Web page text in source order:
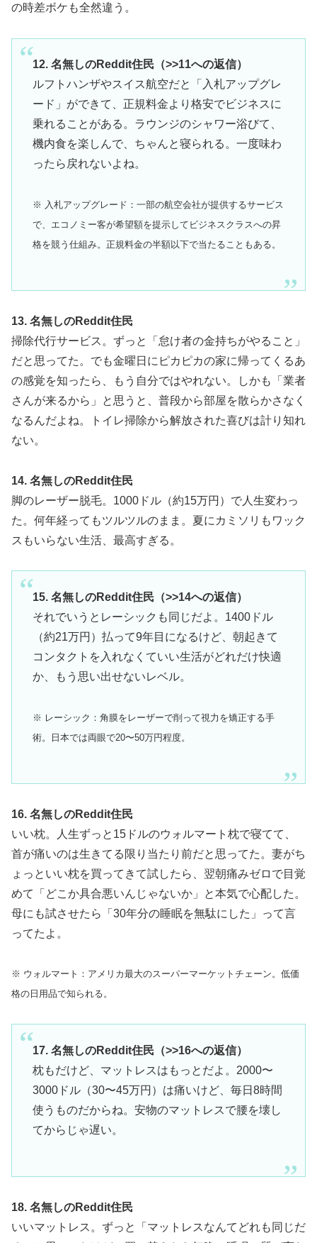
の時差ボケも全然違う。
12. 名無しのReddit住民（>>11への返信）
ルフトハンザやスイス航空だと「入札アップグレ
ード」ができて、正規料金より格安でビジネスに
乗れることがある。ラウンジのシャワー浴びて、
機内食を楽しんで、ちゃんと寝られる。一度味わ
ったら戻れないよね。
※ 入札アップグレード：一部の航空会社が提供するサービス
で、エコノミー客が希望額を提示してビジネスクラスへの昇
格を競う仕組み。正規料金の半額以下で当たることもある。
13. 名無しのReddit住民
掃除代行サービス。ずっと「怠け者の金持ちがやること」
だと思ってた。でも金曜日にピカピカの家に帰ってくるあ
の感覚を知ったら、もう自分ではやれない。しかも「業者
さんが来るから」と思うと、普段から部屋を散らかさなく
なるんだよね。トイレ掃除から解放された喜びは計り知れ
ない。
14. 名無しのReddit住民
脚のレーザー脱毛。1000ドル（約15万円）で人生変わっ
た。何年経ってもツルツルのまま。夏にカミソリもワック
スもいらない生活、最高すぎる。
15. 名無しのReddit住民（>>14への返信）
それでいうとレーシックも同じだよ。1400ドル
（約21万円）払って9年目になるけど、朝起きて
コンタクトを入れなくていい生活がどれだけ快適
か、もう思い出せないレベル。
※ レーシック：角膜をレーザーで削って視力を矯正する手
術。日本では両眼で20〜50万円程度。
16. 名無しのReddit住民
いい枕。人生ずっと15ドルのウォルマート枕で寝てて、
首が痛いのは生きてる限り当たり前だと思ってた。妻がち
ょっといい枕を買ってきて試したら、翌朝痛みゼロで目覚
めて「どこか具合悪いんじゃないか」と本気で心配した。
母にも試させたら「30年分の睡眠を無駄にした」って言
ってたよ。
※ ウォルマート：アメリカ最大のスーパーマーケットチェーン。低価
格の日用品で知られる。
17. 名無しのReddit住民（>>16への返信）
枕もだけど、マットレスはもっとだよ。2000〜
3000ドル（30〜45万円）は痛いけど、毎日8時間
使うものだからね。安物のマットレスで腰を壊し
てからじゃ遅い。
18. 名無しのReddit住民
いいマットレス。ずっと「マットレスなんてどれも同じだ